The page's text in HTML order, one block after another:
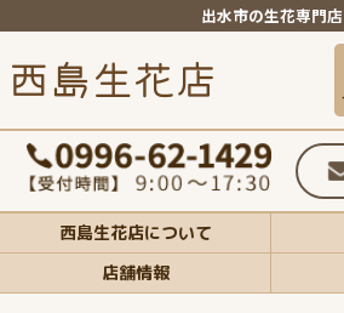
出水市の生花専門店
西島生花店について
店舗情報